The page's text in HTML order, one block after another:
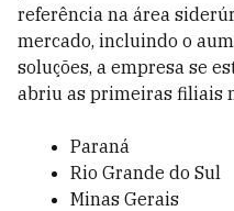
referência na área
mercado, incluindo o
soluções, a empresa se
abriu as primeiras filiais
Paraná
Rio Grande do Sul
Minas Gerais